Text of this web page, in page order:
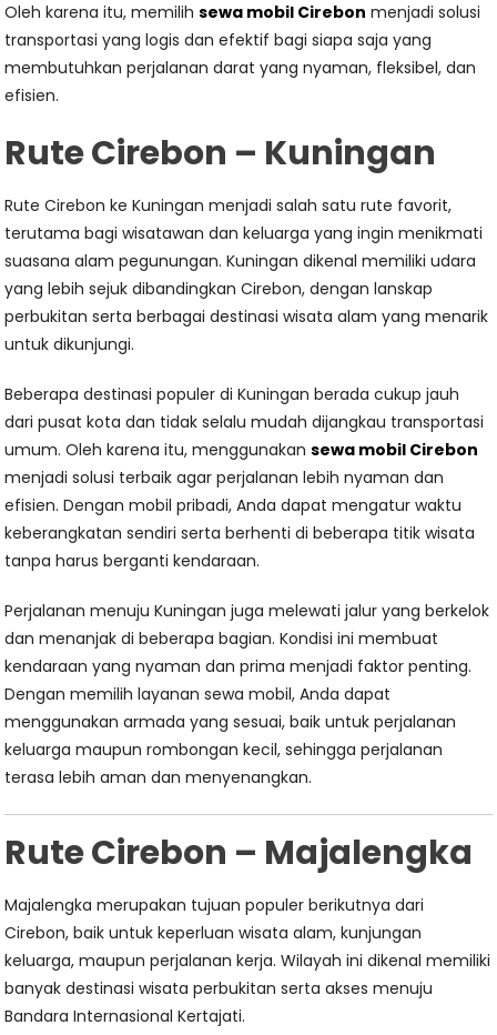
Oleh karena itu, memilihsewa mobil Cirebon menjadi solusi
transportasi yang logis dan efektif bagi siapa saja yang
membutuhkan perjalanan darat yang nyaman, fleksibel, dan
efisien.
Rute Cirebon – Kuningan
Rute Cirebon ke Kuningan menjadi salah satu rute favorit,
terutama bagi wisatawan dan keluarga yang ingin menikmati
suasana alam pegunungan. Kuningan dikenal memiliki udara
yang lebih sejuk dibandingkan Cirebon, dengan lanskap
perbukitan serta berbagai destinasi wisata alam yang menarik
untuk dikunjungi.
Beberapa destinasi populer di Kuningan berada cukup jauh
dari pusat kota dan tidak selalu mudah dijangkau transportasi
umum. Oleh karena itu, menggunakansewa mobil Cirebon
menjadi solusi terbaik agar perjalanan lebih nyaman dan
efisien. Dengan mobil pribadi, Anda dapat mengatur waktu
keberangkatan sendiri serta berhenti di beberapa titik wisata
tanpa harus berganti kendaraan.
Perjalanan menuju Kuningan juga melewati jalur yang berkelok
dan menanjak di beberapa bagian. Kondisi ini membuat
kendaraan yang nyaman dan prima menjadi faktor penting.
Dengan memilih layanan sewa mobil, Anda dapat
menggunakan armada yang sesuai, baik untuk perjalanan
keluarga maupun rombongan kecil, sehingga perjalanan
terasa lebih aman dan menyenangkan.
Rute Cirebon – Majalengka
Majalengka merupakan tujuan populer berikutnya dari
Cirebon, baik untuk keperluan wisata alam, kunjungan
keluarga, maupun perjalanan kerja. Wilayah ini dikenal memiliki
banyak destinasi wisata perbukitan serta akses menuju
Bandara Internasional Kertajati.